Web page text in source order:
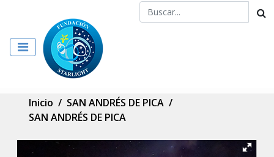
Inicio / SAN ANDRÉS DE PICA /
SAN ANDRÉS DE PICA